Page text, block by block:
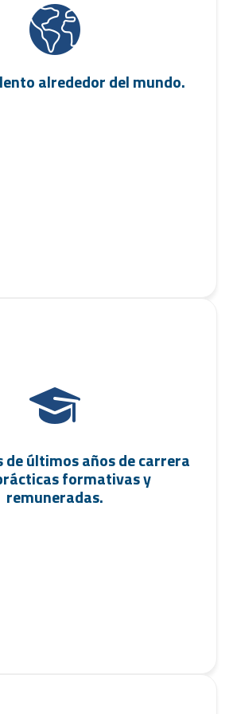
alrededor del mundo.
de últimos años de carrera
formativas y
remuneradas.